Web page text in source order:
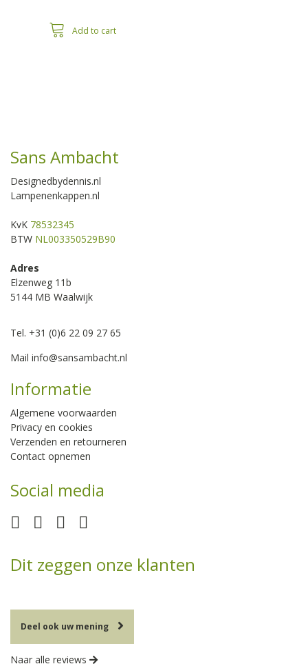
Add to cart
Sans Ambacht
Designedbydennis.nl
Lampenenkappen.nl
KvK 78532345
BTW NL003350529B90
Adres
Elzenweg 11b
5144 MB Waalwijk
Tel. +31 (0)6 22 09 27 65
Mail info@sansambacht.nl
Informatie
Algemene voorwaarden
Privacy en cookies
Verzenden en retourneren
Contact opnemen
Social media
Dit zeggen onze klanten
Deel ook uw mening
Naar alle reviews